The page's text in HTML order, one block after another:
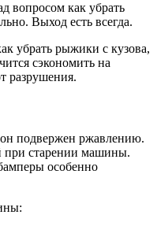
вопросом как убрать
Выход есть всегда.
убрать рыжики с кузова,
сэкономить на
разрушения.
подвержен ржавлению.
при старении машины.
особенно